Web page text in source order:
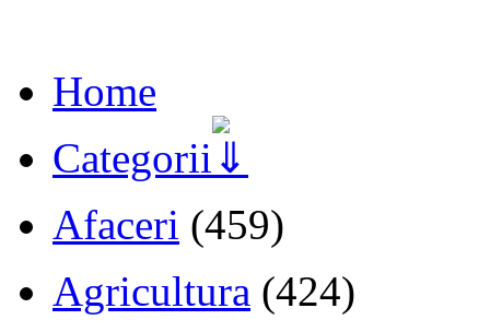
Home
Categorii
Afaceri (459)
Agricultura (424)